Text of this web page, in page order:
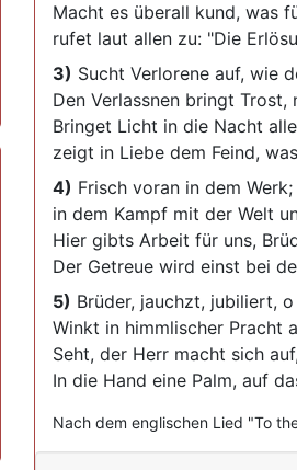
Macht es überall kund, was
rufet laut allen zu: "Die
3) Sucht Verlorene auf, wie
Den Verlassnen bringt Trost,
Bringet Licht in die Nacht
zeigt in Liebe dem Feind,
4) Frisch voran in dem
in dem Kampf mit der Welt
Hier gibts Arbeit für uns,
Der Getreue wird einst bei
5) Brüder, jauchzt, jubiliert,
Winkt in himmlischer Pracht
Seht, der Herr macht sich
In die Hand eine Palm, auf
Nach dem englischen Lied "To